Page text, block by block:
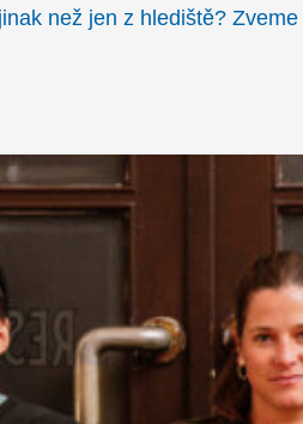
než jen z hlediště?